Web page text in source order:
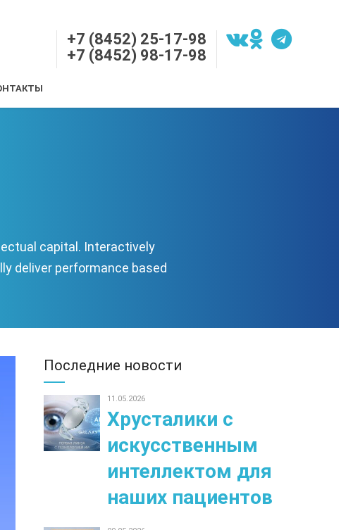
+7 (8452) 25-17-98
+7 (8452) 98-17-98
capital. Interactively
deliver performance based
Последние новости
11.05.2026
Хрусталики с
искусственным
интеллектом для
наших пациентов